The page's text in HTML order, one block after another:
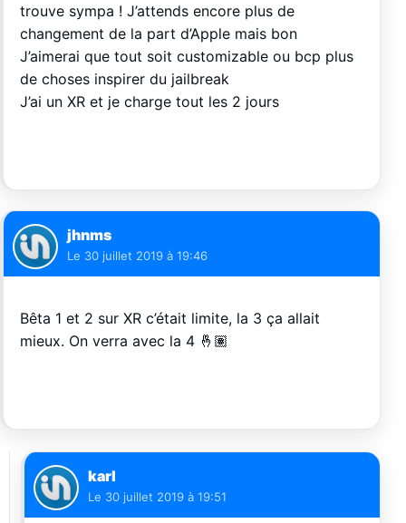
trouve sympa ! J’attends encore plus de
changement de la part d’Apple mais bon
J’aimerai que tout soit customizable ou bcp plus
de choses inspirer du jailbreak
J’ai un XR et je charge tout les 2 jours
jhnms
Le 30 juillet 2019 à 19:46
Bêta 1 et 2 sur XR c’était limite, la 3 ça allait
mieux. On verra avec la 4 🤞🏽
karl
Le 30 juillet 2019 à 19:51